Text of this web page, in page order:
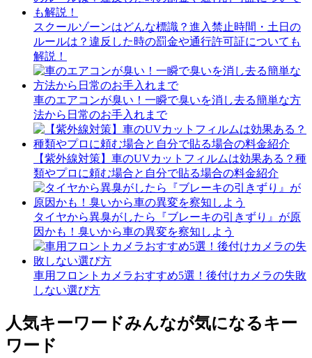
スクールゾーンはどんな標識？進入禁止時間・土日の
ルールは？違反した時の罰金や通行許可証についても
解説！
車のエアコンが臭い！一瞬で臭いを消し去る簡単な方
法から日常のお手入れまで
【紫外線対策】車のUVカットフィルムは効果ある？種
類やプロに頼む場合と自分で貼る場合の料金紹介
タイヤから異臭がしたら『ブレーキの引きずり』が原
因かも！臭いから車の異変を察知しよう
車用フロントカメラおすすめ5選！後付けカメラの失敗
しない選び方
人気キーワードみんなが気になるキー
ワード